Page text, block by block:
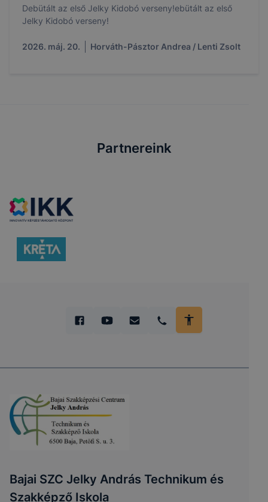
Debütált az első Jelky Kidobó verseny!ebütált az első
Jelky Kidobó verseny!
2026. máj. 20. Horváth-Pásztor Andrea / Lenti Zsolt
Partnereink
Bajai SZC Jelky András Technikum és
Szakképző Iskola